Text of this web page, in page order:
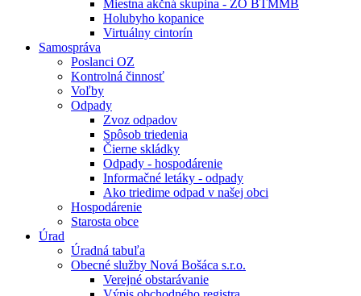
Miestna akčná skupina - ZO BTMMB
Holubyho kopanice
Virtuálny cintorín
Samospráva
Poslanci OZ
Kontrolná činnosť
Voľby
Odpady
Zvoz odpadov
Spôsob triedenia
Čierne skládky
Odpady - hospodárenie
Informačné letáky - odpady
Ako triedime odpad v našej obci
Hospodárenie
Starosta obce
Úrad
Úradná tabuľa
Obecné služby Nová Bošáca s.r.o.
Verejné obstarávanie